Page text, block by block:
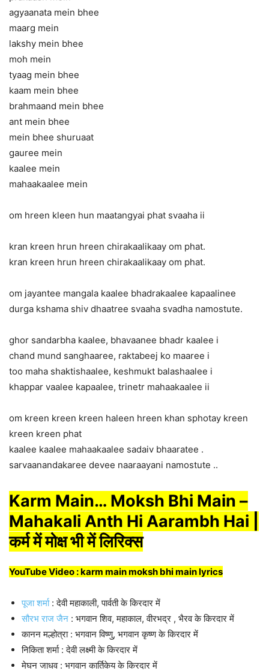
agyaanata mein bhee
maarg mein
lakshy mein bhee
moh mein
tyaag mein bhee
kaam mein bhee
brahmaand mein bhee
ant mein bhee
mein bhee shuruaat
gauree mein
kaalee mein
mahaakaalee mein
om hreen kleen hun maatangyai phat svaaha ii
kran kreen hrun hreen chirakaalikaay om phat.
kran kreen hrun hreen chirakaalikaay om phat.
om jayantee mangala kaalee bhadrakaalee kapaalinee
durga kshama shiv dhaatree svaaha svadha namostu‍te.
ghor sandarbha kaalee, bhavaanee bhadr kaalee i
chand mund sanghaaree, raktabeej ko maaree i
too maha shaktishaalee, keshmukt balashaalee i
khappar vaalee kapaalee, trinetr mahaakaalee ii
om kreen kreen kreen haleen hreen khan sphotay kreen
kreen kreen phat
kaalee kaalee mahaakaalee sadaiv bhaaratee .
sarvaanandakaree devee naaraayani namostute ..
Karm Main… Moksh Bhi Main –
Mahakali Anth Hi Aarambh Hai |
कर्म में मोक्ष भी में लिरिक्स
YouTube Video : karm main moksh bhi main lyrics
पूजा शर्मा: देवी महाकाली, पार्वती के किरदार में
सौरभ राज जैन : भगवान शिव, महाकाल, वीरभद्र , भैरव के किरदार में
कानन मल्होत्रा : भगवान विष्णु, भगवान कृष्ण के किरदार में
निकिता शर्मा : देवी लक्ष्मी के किरदार में
मेघन जाधव : भगवान कार्तिकेय के किरदार में